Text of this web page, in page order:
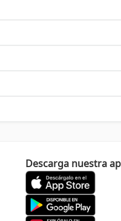
marca ha demostrado ser
25% en sus ventas,
Descarga nuestra